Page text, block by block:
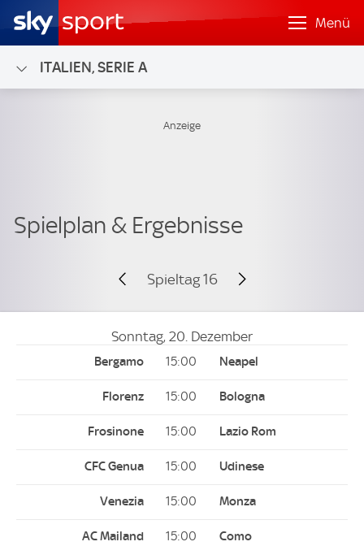
Menü
ITALIEN, SERIE A
Spieltag 16
Sonntag, 20. Dezember
15:00
15:00
15:00
15:00
15:00
15:00